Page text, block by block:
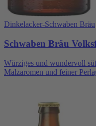
Dinkelacker-Schwaben Bräu
Schwaben Bräu
Würziges und wundervoll
Malzaromen und feiner